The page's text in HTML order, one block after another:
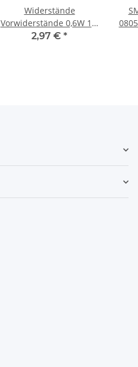
Widerstände
Vorwiderstände 0,6W 1%
Metallschicht Metallfilm
2,97 € *